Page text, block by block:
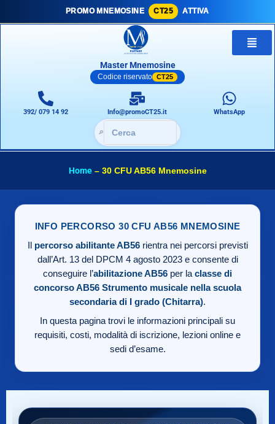
PROMO MNEMOSINE CT25 ATTIVA
Master Mnemosine
Codice riservato CT25
392/ 079 14 92 Info@promoCT25.it WhatsApp
🔎
Home– 30 CFU AB56 Mnemosine
INFO PERCORSO 30 CFU AB56 MNEMOSINE
percorso abilitante AB56rientra nei percorsi previsti
dall’Art. 13 del DPCM 4 agosto 2023 e consente di
conseguire l’abilitazione AB56 per la classe di
concorso AB56 Strumento musicale nella scuola
secondaria di I grado (Chitarra).
In questa pagina trovi le informazioni principali su
requisiti, costi, modalità di iscrizione, lezioni online e
sedi d’esame.